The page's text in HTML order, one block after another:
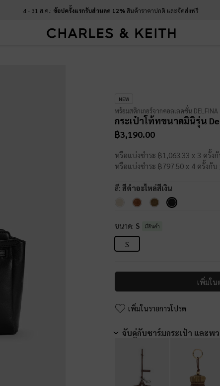
4 - 31 ส.ค.: ช้อปครั้งแรกรับส่วนลด 12%สินค้าราคาปกติ และจัดส่งฟรี
NEW
พร้อมสติกเกอร์จากคอลเลคชั่น DELFINA
กระเป๋าโท้ทขนาดมินิรุ่น
฿3,190.00
หรือแบ่งชำระ ฿1,063.33 x 3 ครั้ง
หรือแบ่งชำระ ฿797.50 x 4 ครั้งกับ
สี: สีดำอะไหล่สีเงิน
ขนาด: S มีสินค้า
S
เพิ่มใน
เพิ่มในรายการโปรด
จับคู่กับชาร์มกระเป๋า และพ